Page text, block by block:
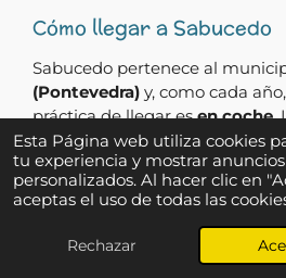
Esta Página web utiliza cookies
tu experiencia y mostrar anuncios
personalizados. Al hacer clic en
aceptas el uso de todas las
Rechazar
Cómo llegar a Sabucedo
Sabucedo pertenece al
(Pontevedra) y, como cada
práctica de llegar esen coche.
buenas y están bien
En coche
Desde Santiago de
+ PO‑841
Correo electrónico